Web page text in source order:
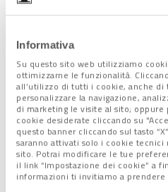
Informativa
Su questo sito web utilizziamo
ottimizzarne le funzionalità.
all’utilizzo di tutti i cookie, anche
personalizzare la navigazione,
di marketing le visite al sito;
cookie desiderate cliccando su
questo banner cliccando sul tasto
saranno attivati solo i cookie tecnici
sito. Potrai modificare le tue
il link “Impostazione dei cookie” a
informazioni ti invitiamo a prendere
idrogeologico per rendere la
quartiere termale
da cui parte una scala per
complesso.
Lascia un commento +